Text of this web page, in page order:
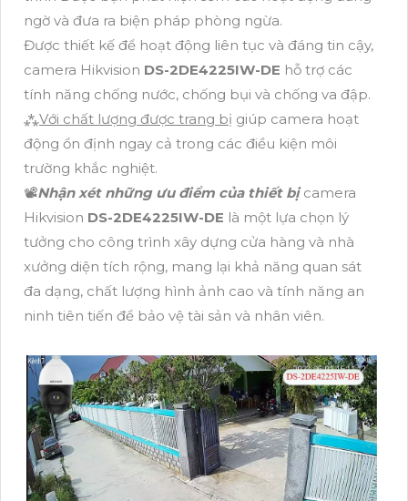
ngờ và đưa ra biện pháp phòng ngừa.
Được thiết kế để hoạt động liên tục và đáng tin cậy,
camera Hikvision DS-2DE4225IW-DE hỗ trợ các
tính năng chống nước, chống bụi và chống va đập.
⁂Với chất lượng được trang bị giúp camera hoạt
động ổn định ngay cả trong các điều kiện môi
trường khắc nghiệt.
📽Nhận xét những ưu điểm của thiết bịcamera
Hikvision DS-2DE4225IW-DE là một lựa chọn lý
tưởng cho công trình xây dựng cửa hàng và nhà
xưởng diện tích rộng, mang lại khả năng quan sát
đa dạng, chất lượng hình ảnh cao và tính năng an
ninh tiên tiến để bảo vệ tài sản và nhân viên.